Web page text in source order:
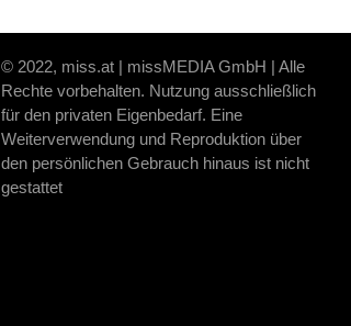
© 2022, miss.at | missMEDIA GmbH | Alle
Rechte vorbehalten. Nutzung ausschließlich
für den privaten Eigenbedarf. Eine
Weiterverwendung und Reproduktion über
den persönlichen Gebrauch hinaus ist nicht
gestattet